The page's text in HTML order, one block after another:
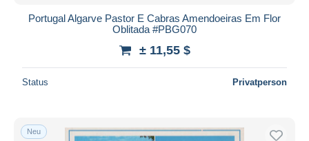
Portugal Algarve Pastor E Cabras Amendoeiras Em Flor
Oblitada #PBG070
± 11,55 $
Status Privatperson
Neu